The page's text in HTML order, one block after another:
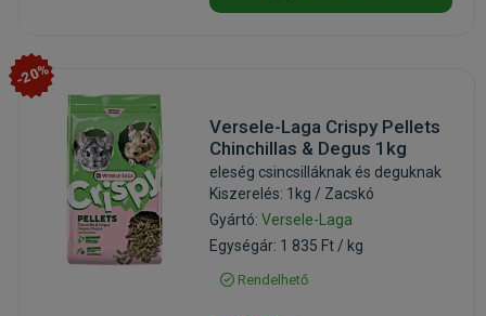
-20%
Versele-Laga Crispy Pellets
Chinchillas & Degus 1kg
eleség csincsilláknak és deguknak
Kiszerelés: 1kg / Zacskó
Gyártó: Versele-Laga
Egységár: 1 835 Ft / kg
Rendelhető